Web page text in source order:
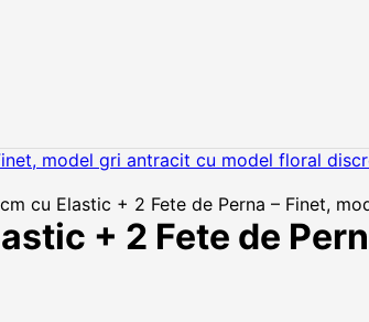
cu Elastic + 2 Fete de Perna – Finet,
+ 2 Fete de